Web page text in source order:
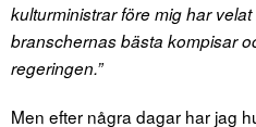
kulturministrar före mig har
branschernas bästa kompisar
regeringen.”
Men efter några dagar har jag